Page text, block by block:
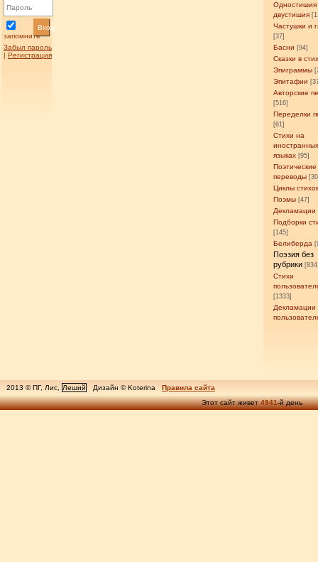
запомнить
Вход
Забыл пароль
| Регистрация
Одностишия
двустишия
Частушки и
[37]
Басни [94]
Сказки в
Эпиграммы
Эпитафии
Авторские
[516]
Переделки
[61]
Стихи на
языках [95]
Поэтические
переводы
Циклы
Поэмы [47]
Декламации
Подборки
[145]
Белиберда
Поэзия без
рубрики
Стихи
[1333]
Декламации
2013 © ПГ, Лис, Леший Дизайн © Koterina
Правила сайта
Этот сайт живет4941-й день